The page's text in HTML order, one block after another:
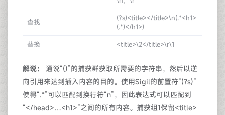
查找
(?s)<title></title>\n(.*<h1>
(.*)</h1>)
替换
<title>\2</title>\r\1
解说：
通说“()”的捕获群获取所需要的字符串，然后以逆
向引用来达到插入内容的目的。使用Sigil的前置符“(?s)”
使得“.*”可以匹配到换行符“n”，因此表达式可以匹配到
“</head>…<h1>”之间的所有内容。捕获组1保留<title>